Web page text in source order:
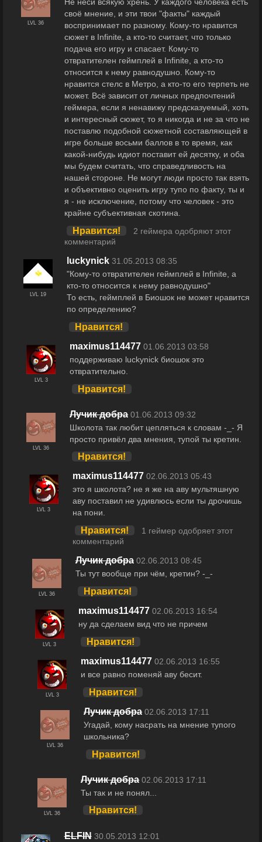
LVL 36
Не неси всякую хрень. У каждого человека есть
своё мнение, и эти твои "факты" каждый
воспринимает по разному. Кому-то нравится
сюжет в Infinite, а кто-то считает, что только
подача его игру и спасает. Кому-то
отвратителен геймплей в Infinite, а кто-то
относится к нему равнодушно. Кому-то
нравится стелс в Метро, а кто-то его терпеть не
может. Всё зависит от личных предпочтений
геймера, если я ненавижу предсказуемый, хоть
и интересный сюжет, то я никогда и не за что не
поставлю подобной сюжетной составляющей в
игре больше восьми баллов в то время, как
какой-нибудь идиот поставит ей десятку, и оба
мы будем считать, что справедливость на
нашей стороне. Не могут люди просто так взять
и объективно оценить игру тупо по факту, ты и
я - не исключение, потому что человек - это
крайне субъективная скотина.
Нравится!
2 геймера одобряют этот
комментарий
LVL 19
luckynick 31.05.2013 08:35
"Кому-то отвратителен геймплей в Infinite, а
кто-то относится к нему равнодушно"
То есть, геймплей в Биошок не может нравится
по определению?
Нравится!
LVL 3
maximus114477 01.06.2013 03:58
поддерживаю luckynick биошок это
отвратительно.
Нравится!
LVL 36
Лучик добра 01.06.2013 09:32
Школота так любит цепляться к словам -_- Я
просто привёл два мнения, тупой ты кретин.
Нравится!
LVL 3
maximus114477 02.06.2013 05:43
это я школота? не я же на аву мультяшную
аву поставил не удивлюсь если ты дрочишь
на пони.
Нравится!
1 геймер одобряет этот
комментарий
LVL 36
Лучик добра 02.06.2013 08:45
Ты тут вообще при чём, кретин? -_-
Нравится!
LVL 3
maximus114477 02.06.2013 16:54
ну да сделаем вид что не причем
Нравится!
LVL 3
maximus114477 02.06.2013 16:55
и все равно поменяй аву бесит.
Нравится!
LVL 36
Лучик добра 02.06.2013 17:11
Угадай, кому насрать на мнение тупого
школьника?
Нравится!
LVL 36
Лучик добра 02.06.2013 17:11
Ты так и не понял...
Нравится!
ELFIN 30.05.2013 12:01